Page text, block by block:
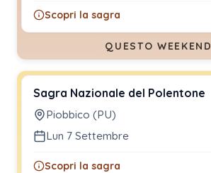
Scopri la sagra
QUESTO WEEKEND
Sagra Nazionale del Polentone
Piobbico (PU)
Lun 7 Settembre
Scopri la sagra